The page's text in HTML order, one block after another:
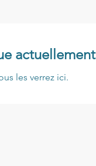
actuellement
les verrez ici.